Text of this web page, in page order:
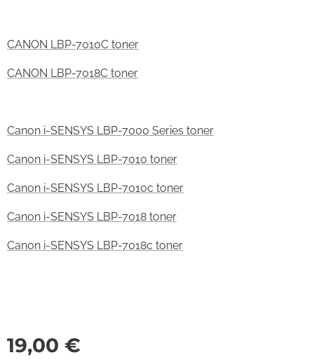
CANON LBP-7010C toner
CANON LBP-7018C toner
Canon i-SENSYS LBP-7000 Series toner
Canon i-SENSYS LBP-7010 toner
Canon i-SENSYS LBP-7010c toner
Canon i-SENSYS LBP-7018 toner
Canon i-SENSYS LBP-7018c toner
19,00 €